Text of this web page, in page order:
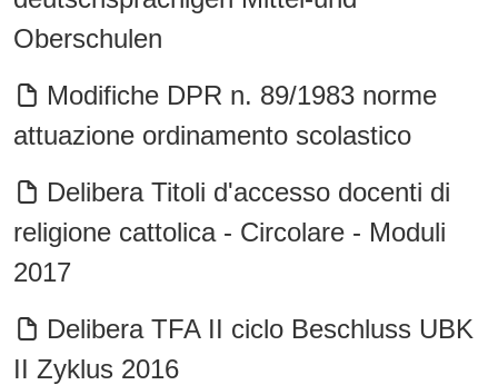
Oberschulen
Modifiche DPR n. 89/1983 norme
attuazione ordinamento scolastico
Delibera Titoli d'accesso docenti di
religione cattolica - Circolare - Moduli
2017
Delibera TFA II ciclo Beschluss UBK
II Zyklus 2016